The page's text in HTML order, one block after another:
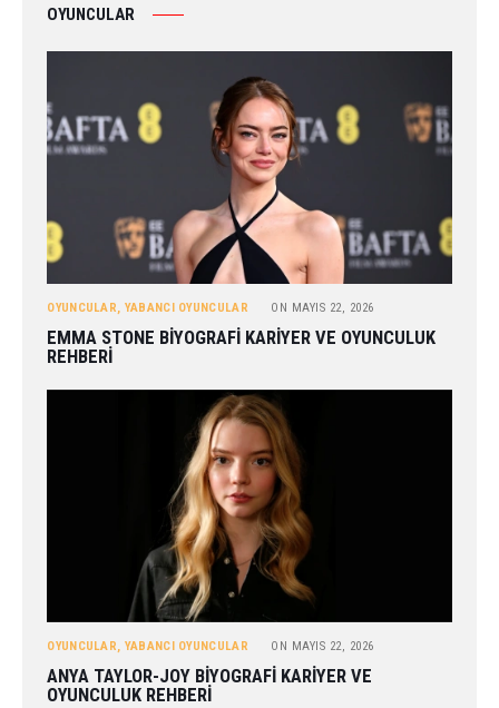
OYUNCULAR
OYUNCULAR, YABANCI OYUNCULAR ON MAYIS 22, 2026
EMMA STONE BIYOGRAFI KARIYER VE OYUNCULUK
REHBERI
OYUNCULAR, YABANCI OYUNCULAR ON MAYIS 22, 2026
ANYA TAYLOR-JOY BIYOGRAFI KARIYER VE
OYUNCULUK REHBERI